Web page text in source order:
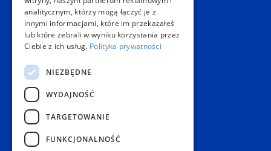
Telefon:+48 22 628 62 52
E-mail: kontakt@copygeneral.pl
Punkty
Aleje Jerozolimskie 93
02-001 Warszawa
Czynne:
Pon. - Sob.: 08:00 - 20:00
Niedz.: nieczynne
Popularne produkty
analitycznym, którzy mogą łączyć je z
innymi informacjami, które im przekazałeś
lub które zebrali w wyniku korzystania przez
Ciebie z ich usług. Polityka prywatności
NIEZBĘDNE
WYDAJNOŚĆ
TARGETOWANIE
FUNKCJONALNOŚĆ